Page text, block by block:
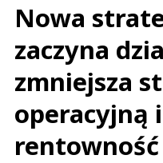
Nowa
zaczyna
zmniejsza
operacyjną
rentowność